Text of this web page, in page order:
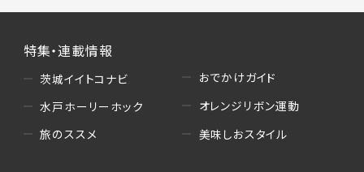
特集・連載情報
茨城イイトコナビ
水戸ホーリーホック
旅のススメ
おでかけガイド
オレンジリボン運動
美味しおスタイル